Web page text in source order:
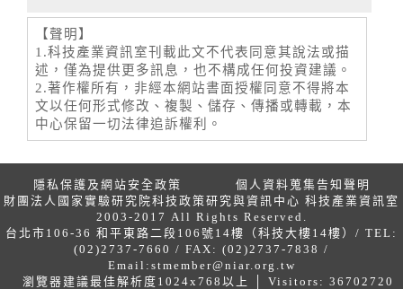
【聲明】
1.科技產業資訊室刊載此文不代表同意其說法或描
述，僅為提供更多訊息，也不構成任何投資建議。
2.著作權所有，非經本網站書面授權同意不得將本
文以任何形式修改、複製、儲存、傳播或轉載，本
中心保留一切法律追訴權利。
隱私保護及網站安全政策
個人資料蒐集告知聲明
財團法人國家實驗研究院科技政策研究與資訊中心 科技產業資訊室
2003-2017 All Rights Reserved.
台北市106-36 和平東路二段106號14樓（科技大樓14樓）/ TEL:
(02)2737-7660 / FAX: (02)2737-7838 /
Email: stmember@niar.org.tw
瀏覽器建議最佳解析度1024x768以上 │ Visitors: 36702720